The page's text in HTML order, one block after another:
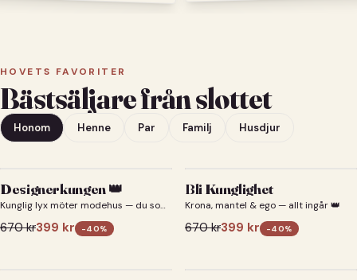
HOVETS FAVORITER
Bästsäljare från slottet
Honom Henne Par Familj Husdjur
Designerkungen 👑
Kunglig lyx möter modehus — du som
670kr399 kr -40%
Bli Kunglighet
Krona, mantel & ego — allt ingår 👑
670kr399 kr -40%